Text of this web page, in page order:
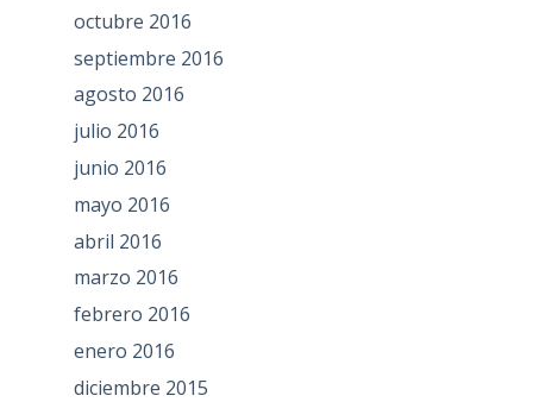
octubre 2016
septiembre 2016
agosto 2016
julio 2016
junio 2016
mayo 2016
abril 2016
marzo 2016
febrero 2016
enero 2016
diciembre 2015